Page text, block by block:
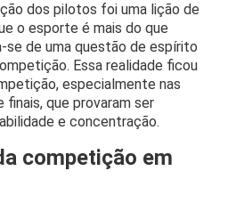
dos pilotos foi uma lição de
o esporte é mais do que
se de uma questão de espírito
Essa realidade ficou
especialmente nas
que provaram ser
e concentração.
competição em